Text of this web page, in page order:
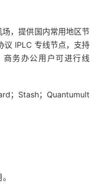
，提供国内常用地区节
议 IPLC 专线节点，支持
务办公用户可进行线
；Stash；Quantumult